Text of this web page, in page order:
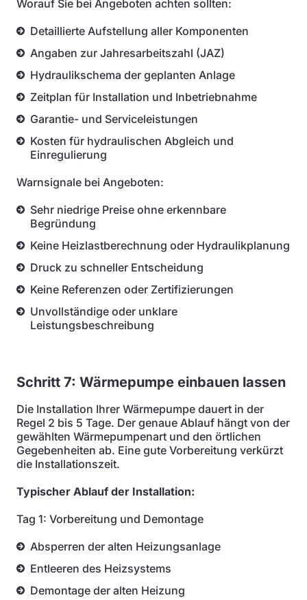
Worauf Sie bei Angeboten achten sollten:
Detaillierte Aufstellung aller Komponenten
Angaben zur Jahresarbeitszahl (JAZ)
Hydraulikschema der geplanten Anlage
Zeitplan für Installation und Inbetriebnahme
Garantie- und Serviceleistungen
Kosten für hydraulischen Abgleich und
Einregulierung
Warnsignale bei Angeboten:
Sehr niedrige Preise ohne erkennbare
Begründung
Keine Heizlastberechnung oder Hydraulikplanung
Druck zu schneller Entscheidung
Keine Referenzen oder Zertifizierungen
Unvollständige oder unklare
Leistungsbeschreibung
Schritt 7: Wärmepumpe einbauen lassen
Die Installation Ihrer Wärmepumpe dauert in der
Regel 2 bis 5 Tage. Der genaue Ablauf hängt von der
gewählten Wärmepumpenart und den örtlichen
Gegebenheiten ab. Eine gute Vorbereitung verkürzt
die Installationszeit.
Typischer Ablauf der Installation:
Tag 1: Vorbereitung und Demontage
Absperren der alten Heizungsanlage
Entleeren des Heizsystems
Demontage der alten Heizung